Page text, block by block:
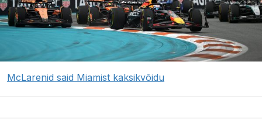
McLarenid said Miamist kaksikvõidu